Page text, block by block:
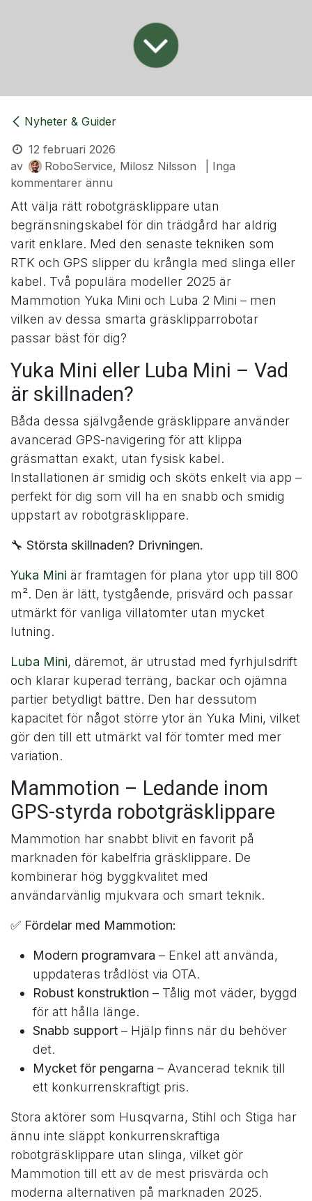
Nyheter & Guider
12 februari 2026
av
RoboService, Milosz Nilsson
| Inga
kommentarer ännu
Att välja rätt robotgräsklippare utan
begränsningskabel för din trädgård har aldrig
varit enklare. Med den senaste tekniken som
RTK och GPS slipper du krångla med slinga eller
kabel. Två populära modeller 2025 är
Mammotion Yuka Mini och Luba 2 Mini – men
vilken av dessa smarta gräsklipparrobotar
passar bäst för dig?
Yuka Mini eller Luba Mini – Vad
är skillnaden?
Båda dessa självgående gräsklippare använder
avancerad GPS-navigering för att klippa
gräsmattan exakt, utan fysisk kabel.
Installationen är smidig och sköts enkelt via app –
perfekt för dig som vill ha en snabb och smidig
uppstart av robotgräsklippare.
🔧 Största skillnaden? Drivningen.
Yuka Mini är framtagen för plana ytor upp till 800
m². Den är lätt, tystgående, prisvärd och passar
utmärkt för vanliga villatomter utan mycket
lutning.
Luba Mini, däremot, är utrustad med fyrhjulsdrift
och klarar kuperad terräng, backar och ojämna
partier betydligt bättre. Den har dessutom
kapacitet för något större ytor än Yuka Mini, vilket
gör den till ett utmärkt val för tomter med mer
variation.
Mammotion – Ledande inom
GPS-styrda robotgräsklippare
Mammotion har snabbt blivit en favorit på
marknaden för kabelfria gräsklippare. De
kombinerar hög byggkvalitet med
användarvänlig mjukvara och smart teknik.
✅ Fördelar med Mammotion:
Modern programvara – Enkel att använda,
uppdateras trådlöst via OTA.
Robust konstruktion – Tålig mot väder, byggd
för att hålla länge.
Snabb support – Hjälp finns när du behöver
det.
Mycket för pengarna – Avancerad teknik till
ett konkurrenskraftigt pris.
Stora aktörer som Husqvarna, Stihl och Stiga har
ännu inte släppt konkurrenskraftiga
robotgräsklippare utan slinga, vilket gör
Mammotion till ett av de mest prisvärda och
moderna alternativen på marknaden 2025.